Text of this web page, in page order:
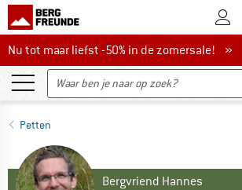
De
Nu tot maar liefst -50% in de zomersale!
Nu tot maar liefst -50% in de zomersale! »
Petten
Bergvriend Hannes